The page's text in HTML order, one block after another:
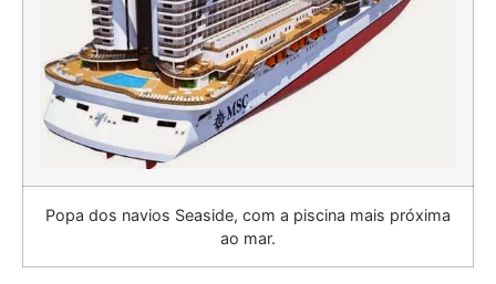
Popa dos navios Seaside, com a piscina mais próxima
ao mar.